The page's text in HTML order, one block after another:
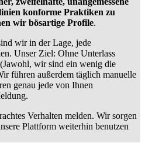
konforme Praktiken zu
wir bösartige Profile.
wir in der Lage, jede
Unser Ziel: Ohne Unterlass
wir sind ein wenig die
führen außerdem täglich manuelle
genau jede von Ihnen
Verhalten melden. Wir sorgen
Plattform weiterhin benutzen